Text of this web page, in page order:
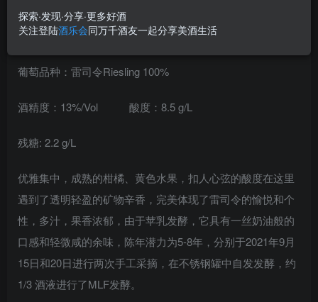
葡萄品种：雷司令Riesling 100%
酒精度：13%/Vol 酸度：8.5 g/L
残糖: 2.2 g/L
优雅集中，成熟的柑橘、黄色水果，扣人心弦的酸度在这里
遇到了透明轻盈的矿物辛香，完美体现了雷司令的愉悦和个
性，多汁，果香浓郁，由于苹乳发酵，它具有一丝奶油般的
口感和轻微咸的余味，陈年潜力为5-8年，分别于2021年9月
15日和20日进行两次手工采摘，在不锈钢罐中自发发酵，约
1/3 酒液进行了MLF发酵。
探索·发现·分享·更多好酒
关注登陆酒乐会同万千酒友一起分享美酒生活